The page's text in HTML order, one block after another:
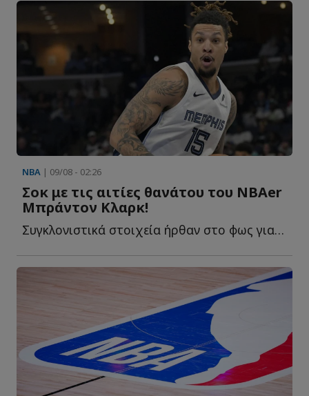
NBA | 09/08 - 02:26
Σοκ με τις αιτίες θανάτου του ΝΒΑer
Μπράντον Κλαρκ!
Συγκλονιστικά στοιχεία ήρθαν στο φως για τον πρόωρο θ...